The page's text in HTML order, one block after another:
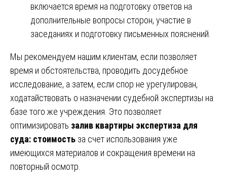
включается время на подготовку ответов на
дополнительные вопросы сторон, участие в
заседаниях и подготовку письменных пояснений.
Мы рекомендуем нашим клиентам, если позволяет
время и обстоятельства, проводить досудебное
исследование, а затем, если спор не урегулирован,
ходатайствовать о назначении судебной экспертизы на
базе того же учреждения. Это позволяет
оптимизировать залив квартиры экспертиза для
суда: стоимость за счет использования уже
имеющихся материалов и сокращения времени на
повторный осмотр.